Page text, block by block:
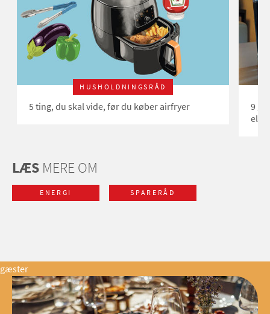
HUSHOLDNINGSRÅD
5 ting, du skal vide, før du køber airfryer
9
LÆS MERE OM
ENERGI SPARERÅD
gæster